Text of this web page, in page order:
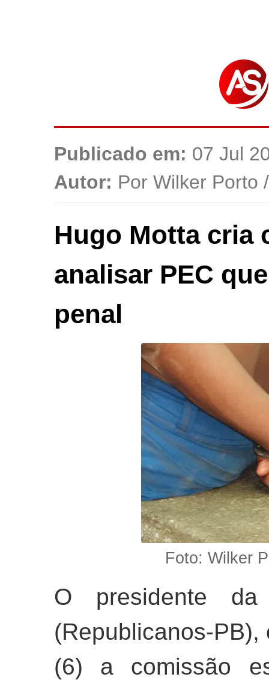
Publicado em: 07 Jul
Autor: Por Wilker Porto
Hugo Motta cria
analisar PEC
penal
Foto: Wilker
O presidente
(Republicanos-
(6) a comissão